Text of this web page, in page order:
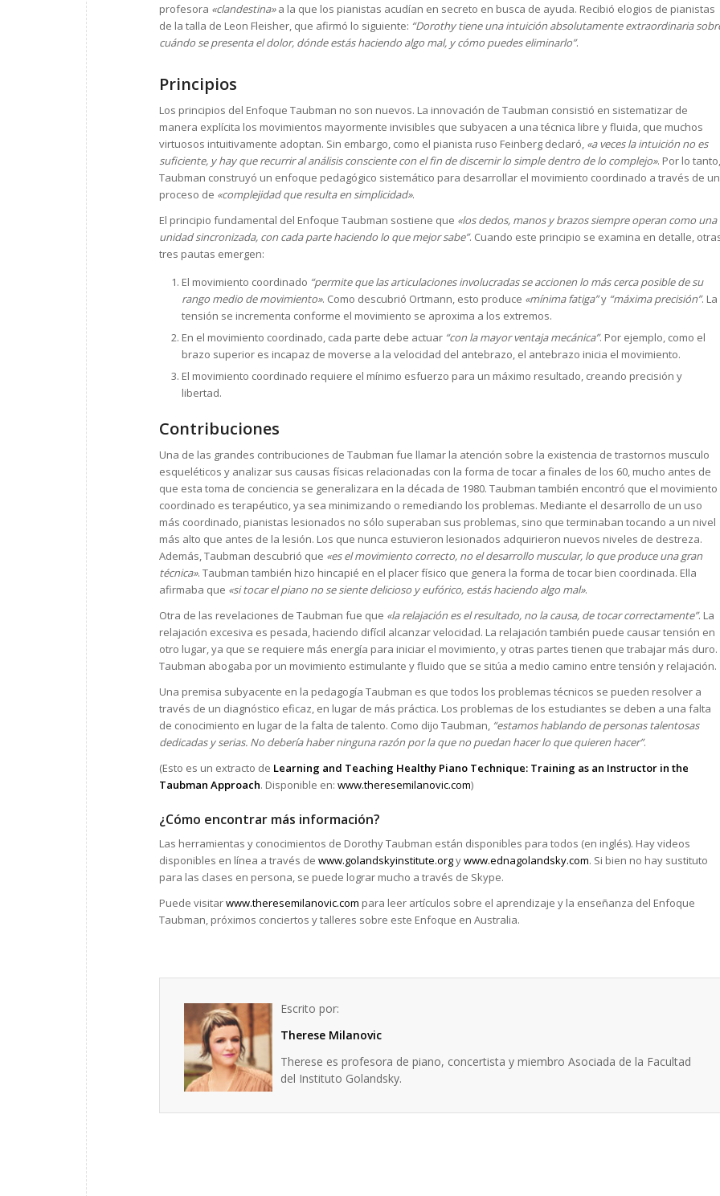
profesora «clandestina»a la que los pianistas acudían en secreto en busca de ayuda. Recibió elogios de pianistas
de la talla de Leon Fleisher, que afirmó lo siguiente: “Dorothy tiene una intuición absolutamente extraordinaria
cuándo se presenta el dolor, dónde estás haciendo algo mal, y cómo puedes eliminarlo”.
Principios
Los principios del Enfoque Taubman no son nuevos. La innovación de Taubman consistió en sistematizar de
manera explícita los movimientos mayormente invisibles que subyacen a una técnica libre y fluida, que muchos
virtuosos intuitivamente adoptan. Sin embargo, como el pianista ruso Feinberg declaró, «a veces la intuición no es
suficiente, y hay que recurrir al análisis consciente con el fin de discernir lo simple dentro de lo complejo». Por lo tanto,
Taubman construyó un enfoque pedagógico sistemático para desarrollar el movimiento coordinado a través de un
proceso de «complejidad que resulta en simplicidad».
El principio fundamental del Enfoque Taubman sostiene que «los dedos, manos y brazos siempre operan como una
unidad sincronizada, con cada parte haciendo lo que mejor sabe”. Cuando este principio se examina en detalle,
tres pautas emergen:
El movimiento coordinado “permite que las articulaciones involucradas se accionen lo más cerca posible de su
rango medio de movimiento». Como descubrió Ortmann, esto produce «mínima fatiga”y “máxima precisión”. La
tensión se incrementa conforme el movimiento se aproxima a los extremos.
En el movimiento coordinado, cada parte debe actuar “con la mayor ventaja mecánica”. Por ejemplo, como el
brazo superior es incapaz de moverse a la velocidad del antebrazo, el antebrazo inicia el movimiento.
El movimiento coordinado requiere el mínimo esfuerzo para un máximo resultado, creando precisión y
libertad.
Contribuciones
Una de las grandes contribuciones de Taubman fue llamar la atención sobre la existencia de trastornos musculo
esqueléticos y analizar sus causas físicas relacionadas con la forma de tocar a finales de los 60, mucho antes de
que esta toma de conciencia se generalizara en la década de 1980. Taubman también encontró que el movimiento
coordinado es terapéutico, ya sea minimizando o remediando los problemas. Mediante el desarrollo de un uso
más coordinado, pianistas lesionados no sólo superaban sus problemas, sino que terminaban tocando a un nivel
más alto que antes de la lesión. Los que nunca estuvieron lesionados adquirieron nuevos niveles de destreza.
Además, Taubman descubrió que «es el movimiento correcto, no el desarrollo muscular, lo que produce una gran
técnica». Taubman también hizo hincapié en el placer físico que genera la forma de tocar bien coordinada. Ella
afirmaba que «si tocar el piano no se siente delicioso y eufórico, estás haciendo algo mal».
Otra de las revelaciones de Taubman fue que «la relajación es el resultado, no la causa, de tocar correctamente”. La
relajación excesiva es pesada, haciendo difícil alcanzar velocidad. La relajación también puede causar tensión en
otro lugar, ya que se requiere más energía para iniciar el movimiento, y otras partes tienen que trabajar más duro.
Taubman abogaba por un movimiento estimulante y fluido que se sitúa a medio camino entre tensión y relajación.
Una premisa subyacente en la pedagogía Taubman es que todos los problemas técnicos se pueden resolver a
través de un diagnóstico eficaz, en lugar de más práctica. Los problemas de los estudiantes se deben a una falta
de conocimiento en lugar de la falta de talento. Como dijo Taubman, “estamos hablando de personas talentosas
dedicadas y serias. No debería haber ninguna razón por la que no puedan hacer lo que quieren hacer”.
(Esto es un extracto de Learning and Teaching Healthy Piano Technique: Training as an Instructor in the
Taubman Approach. Disponible en: www.theresemilanovic.com)
¿Cómo encontrar más información?
Las herramientas y conocimientos de Dorothy Taubman están disponibles para todos (en inglés). Hay videos
disponibles en línea a través de www.golandskyinstitute.orgywww.ednagolandsky.com. Si bien no hay sustituto
para las clases en persona, se puede lograr mucho a través de Skype.
Puede visitarwww.theresemilanovic.com para leer artículos sobre el aprendizaje y la enseñanza del Enfoque
Taubman, próximos conciertos y talleres sobre este Enfoque en Australia.
Escrito por:
Therese Milanovic
Therese es profesora de piano, concertista y miembro Asociada de la Facultad
del Instituto Golandsky.